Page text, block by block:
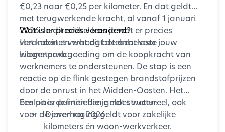
€0,23 naar €0,25 per kilometer. En dat geldt
met terugwerkende kracht, al vanaf 1 januari
2026. In dit artikel lees je wat er precies
verandert en wat dit betekent voor jouw
wagenpark.
Wat is er precies veranderd?
Het kabinet verhoogt de onbelaste
kilometervergoeding om de koopkracht van
werknemers te ondersteunen. De stap is een
reactie op de flink gestegen brandstofprijzen
door de onrust in het Midden-Oosten. Het
besluit is definitief en geldt structureel, ook
voor de jaren na 2026.
Een paar punten die je moet weten:
•
De verhoging geldt voor zakelijke
kilometers én woon-werkverkeer.